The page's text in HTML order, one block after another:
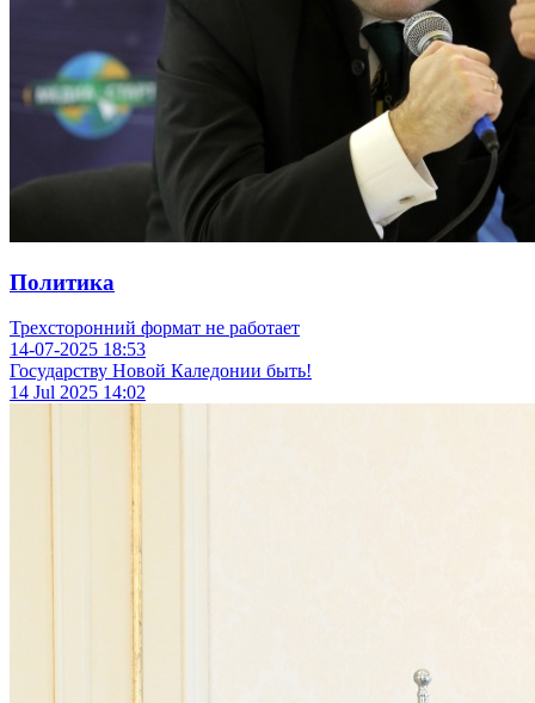
Политика
Трехсторонний формат не работает
14-07-2025 18:53
Государству Новой Каледонии быть!
14 Jul 2025 14:02